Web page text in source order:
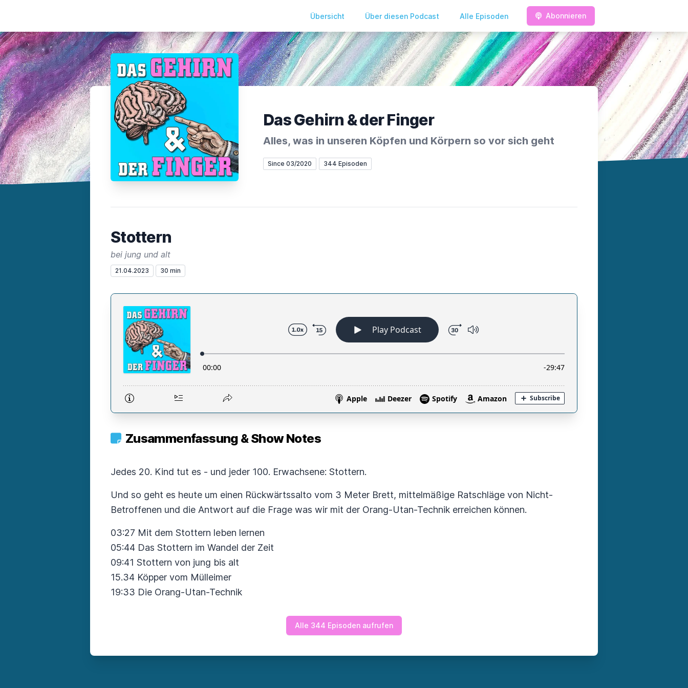
Übersicht Über diesen Podcast Alle Episoden Abonnieren
Das Gehirn & der Finger
Alles, was in unseren Köpfen und Körpern so vor sich geht
Since 03/2020 344 Episoden
Stottern
bei jung und alt
21.04.2023 30 min
Zusammenfassung & Show Notes
Jedes 20. Kind tut es - und jeder 100. Erwachsene: Stottern.
Und so geht es heute um einen Rückwärtssalto vom 3 Meter Brett, mittelmäßige Ratschläge von Nicht-
Betroffenen und die Antwort auf die Frage was wir mit der Orang-Utan-Technik erreichen können.
03:27 Mit dem Stottern leben lernen
05:44 Das Stottern im Wandel der Zeit
09:41 Stottern von jung bis alt
15.34 Köpper vom Mülleimer
19:33 Die Orang-Utan-Technik
Alle 344 Episoden aufrufen